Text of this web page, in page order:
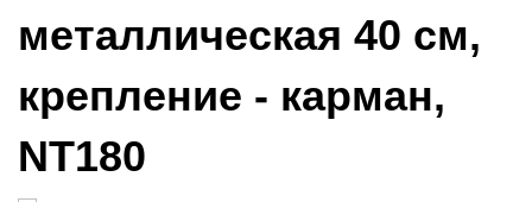
металлическая 40 см,
крепление - карман,
NT180